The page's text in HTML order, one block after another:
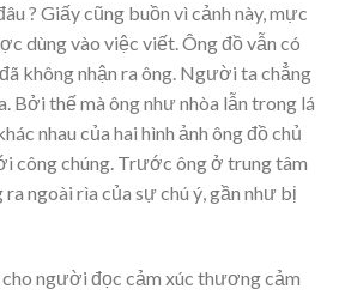
? Giấy cũng buồn vì cảnh này, mực
dùng vào việc viết. Ông đồ vẫn có
không nhận ra ông. Người ta chẳng
Bởi thế mà ông như nhòa lẫn trong lá
nhau của hai hình ảnh ông đồ chủ
công chúng. Trước ông ở trung tâm
ra ngoài rìa của sự chú ý, gần như bị
cho người đọc cảm xúc thương cảm